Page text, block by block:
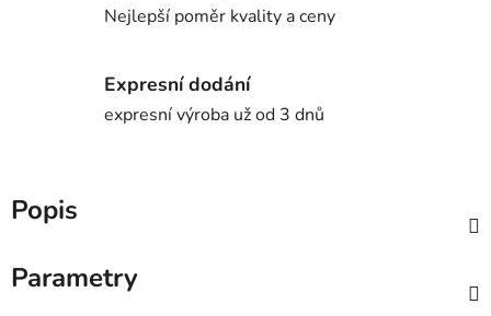
Nejlepší poměr kvality a ceny
Expresní dodání
expresní výroba už od 3 dnů
Popis
Parametry